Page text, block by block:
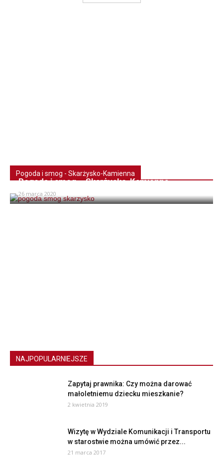
Pogoda i smog - Skarżysko-Kamienna
Pogoda i smog – Skarżysko-Kamienna
26 marca 2020
NAJPOPULARNIEJSZE
Zapytaj prawnika: Czy można darować
małoletniemu dziecku mieszkanie?
2 kwietnia 2019
Wizytę w Wydziale Komunikacji i Transportu
w starostwie można umówić przez...
21 marca 2017